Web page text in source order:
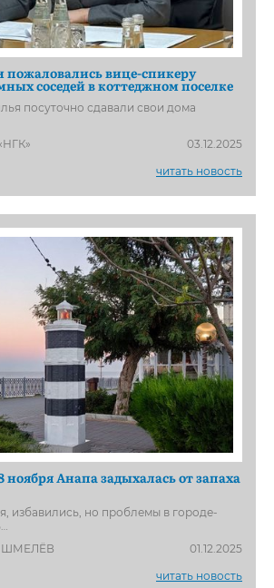
вице-спикеру
соседей в коттеджном поселке
посуточно сдавали свои дома
03.12.2025
читать новость
ноября Анапа задыхалась от запаха
избавились, но проблемы в городе-
ШМЕЛЁВ
01.12.2025
читать новость